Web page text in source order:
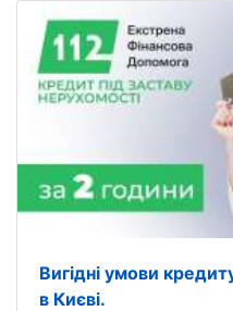
Вигідні умови
в Києві.